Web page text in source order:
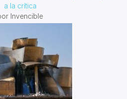
a la crítica
Invencible